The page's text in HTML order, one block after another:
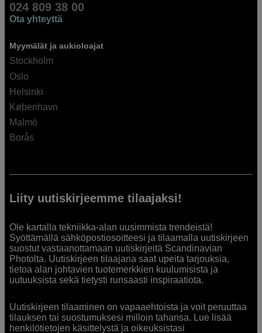
024 809 38 00
Ota yhteyttä
Myymälät ja aukioloajat
Stockholm
Oslo
Helsinki
København
Malmö
Borås
Liity uutiskirjeemme tilaajaksi!
Ole kartalla tekniikka-alan uusimmista trendeistä!
Syöttämällä sähköpostiosoitteesi ja tilaamalla uutiskirjeen
suostut vastaanottamaan uutiskirjeitä Scandinavian
Photolta. Uutiskirjeen tilaajana saat upeita tarjouksia,
tietoa alan johtavien tuotemerkkien kuulumisista ja
uutuuksista sekä tietysti runsaasti inspiraatiota.
Uutiskirjeen tilaaminen on vapaaehtoista ja voit peruuttaa
tilauksen tai suostumuksesi milloin tahansa. Lue lisää
henkilötietojen käsittelystä ja oikeuksistasi